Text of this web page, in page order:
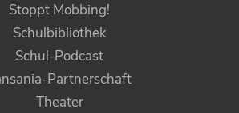
Stoppt Mobbing!
Schulbibliothek
Schul-Podcast
Partnerschaft
Theater